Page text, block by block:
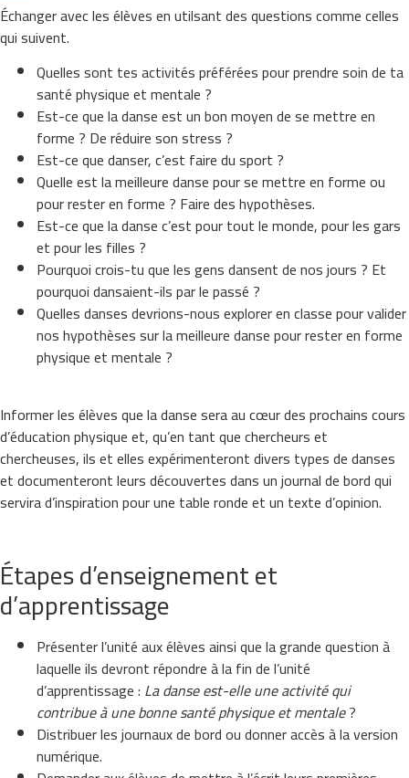
Échanger avec les élèves en utilsant des questions comme celles
qui suivent.
Quelles sont tes activités préférées pour prendre soin de ta
santé physique et mentale ?
Est-ce que la danse est un bon moyen de se mettre en
forme ? De réduire son stress ?
Est-ce que danser, c’est faire du sport ?
Quelle est la meilleure danse pour se mettre en forme ou
pour rester en forme ? Faire des hypothèses.
Est-ce que la danse c’est pour tout le monde, pour les gars
et pour les filles ?
Pourquoi crois-tu que les gens dansent de nos jours ? Et
pourquoi dansaient-ils par le passé ?
Quelles danses devrions-nous explorer en classe pour valider
nos hypothèses sur la meilleure danse pour rester en forme
physique et mentale ?
Informer les élèves que la danse sera au cœur des prochains cours
d’éducation physique et, qu’en tant que chercheurs et
chercheuses, ils et elles expérimenteront divers types de danses
et documenteront leurs découvertes dans un journal de bord qui
servira d’inspiration pour une table ronde et un texte d’opinion.
Étapes d’enseignement et
d’apprentissage
Présenter l’unité aux élèves ainsi que la grande question à
laquelle ils devront répondre à la fin de l’unité
d’apprentissage : La danse est-elle une activité qui
contribue à une bonne santé physique et mentale?
Distribuer les journaux de bord ou donner accès à la version
numérique.